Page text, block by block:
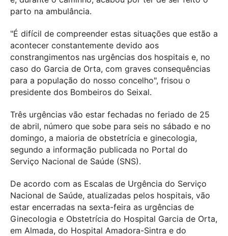
parto na ambulância.
"É difícil de compreender estas situações que estão a
acontecer constantemente devido aos
constrangimentos nas urgências dos hospitais e, no
caso do Garcia de Orta, com graves consequências
para a população do nosso concelho", frisou o
presidente dos Bombeiros do Seixal.
Três urgências vão estar fechadas no feriado de 25
de abril, número que sobe para seis no sábado e no
domingo, a maioria de obstetrícia e ginecologia,
segundo a informação publicada no Portal do
Serviço Nacional de Saúde (SNS).
De acordo com as Escalas de Urgência do Serviço
Nacional de Saúde, atualizadas pelos hospitais, vão
estar encerradas na sexta-feira as urgências de
Ginecologia e Obstetrícia do Hospital Garcia de Orta,
em Almada, do Hospital Amadora-Sintra e do